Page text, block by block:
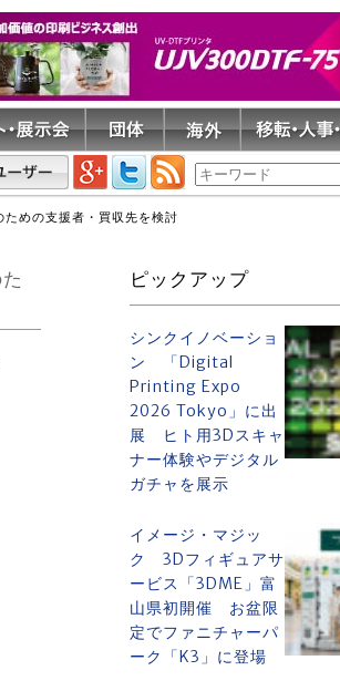
めの支援者・買収先を検討
ピックアップ
シンクイノベーショ
ン 「Digital
Printing Expo
2026 Tokyo」に出
展 ヒト用3Dスキャ
ナー体験やデジタル
ガチャを展示
イメージ・マジッ
ク 3Dフィギュアサ
ービス「3DME」富
山県初開催 お盆限
定でファニチャーパ
ーク「K3」に登場